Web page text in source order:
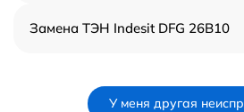
Замена ТЭН Indesit DFG 26B10
У меня другая